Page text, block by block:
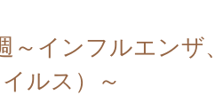
～インフルエンザ
ルス）～